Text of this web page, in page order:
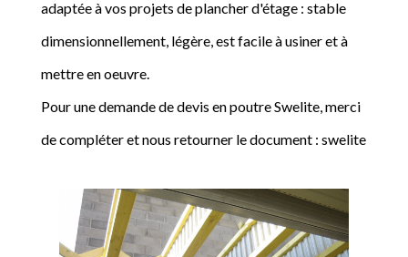
adaptée à vos projets de plancher d'étage : stable
dimensionnellement, légère, est facile à usiner et à
mettre en oeuvre.
Pour une demande de devis en poutre Swelite, merci
de compléter et nous retourner le document : swelite